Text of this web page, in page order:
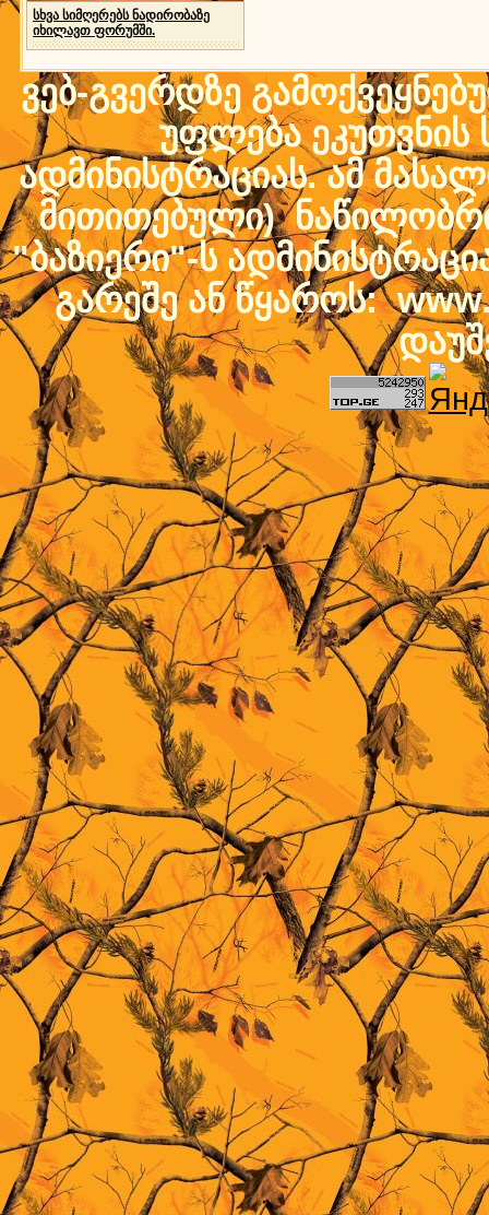
სხვა სიმღერებს ნადირობაზე
იხილავთ ფორუმში.
ვებ-გვერდზე
უფლება ეკუთვნის
ადმინისტრაციას. ამ
მითითებული)
"ბაზიერი"-ს
გარეშე ან წყაროს: